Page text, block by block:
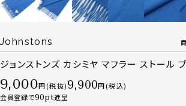
Johnstons
ジョンストンズ カシミヤ マフラー ストール
9,000 税抜 9,900
税込
会員登録で90 進呈